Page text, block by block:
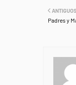
ANTIGUOS
Padres y